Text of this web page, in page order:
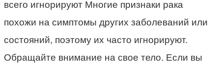
всего игнорируют Многие признаки рака
похожи на симптомы других заболеваний или
состояний, поэтому их часто игнорируют.
Обращайте внимание на свое тело. Если вы